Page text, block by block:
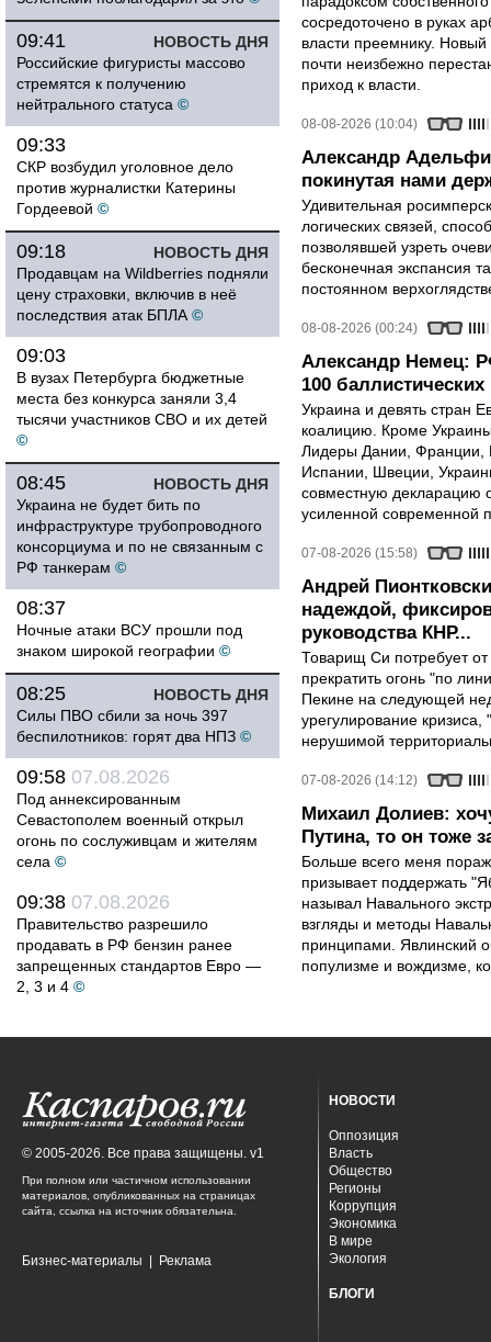
НОВОСТЬ ДНЯ
09:41
Российские фигуристы массово
стремятся к получению
нейтрального статуса ©
09:33
СКР возбудил уголовное дело
против журналистки Катерины
Гордеевой ©
НОВОСТЬ ДНЯ
09:18
Продавцам на Wildberries подняли
цену страховки, включив в неё
последствия атак БПЛА ©
09:03
В вузах Петербурга бюджетные
места без конкурса заняли 3,4
тысячи участников СВО и их детей
©
НОВОСТЬ ДНЯ
08:45
Украина не будет бить по
инфраструктуре трубопроводного
консорциума и по не связанным с
РФ танкерам ©
08:37
Ночные атаки ВСУ прошли под
знаком широкой географии ©
НОВОСТЬ ДНЯ
08:25
Силы ПВО сбили за ночь 397
беспилотников: горят два НПЗ ©
09:58 07.08.2026
Под аннексированным
Севастополем военный открыл
огонь по сослуживцам и жителям
села ©
09:38 07.08.2026
Правительство разрешило
продавать в РФ бензин ранее
запрещенных стандартов Евро —
2, 3 и 4 ©
сосредоточено в руках
власти преемнику.
почти неизбежно
приход к власти.
08-08-2026 (10:04)
Александр
покинутая нами
Удивительная
логических связей,
позволявшей узреть
бесконечная экспансия
постоянном
08-08-2026 (00:24)
Александр Немец:
100 баллистических
Украина и девять стран
коалицию. Кроме
Лидеры Дании, Франции,
Испании, Швеции,
совместную декларацию
усиленной современной
07-08-2026 (15:58)
Андрей
надеждой,
руководства КНР...
Товарищ Си потребует
прекратить огонь "по
Пекине на следующей
урегулирование
нерушимой
07-08-2026 (14:12)
Михаил Долиев:
Путина, то он тоже
Больше всего меня
призывает поддержать
называл Навального
взгляды и методы
принципами. Явлинский
популизме и вождизме,
© 2005-2026. Все права защищены. v1
При полном или частичном использовании
материалов, опубликованных на страницах
сайта, ссылка на источник обязательна.
Бизнес-материалы Реклама
НОВОСТИ
Оппозиция
Власть
Общество
Регионы
Коррупция
Экономика
В мире
Экология
БЛОГИ